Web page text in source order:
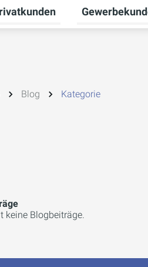
Untermenü für
Blog Kategorie
keine Blogbeiträge.